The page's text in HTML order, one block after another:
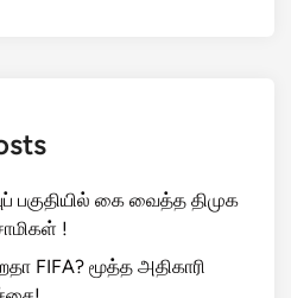
பகுதியில் கை வைத்த திமுக
!
FIFA? மூத்த அதிகாரி